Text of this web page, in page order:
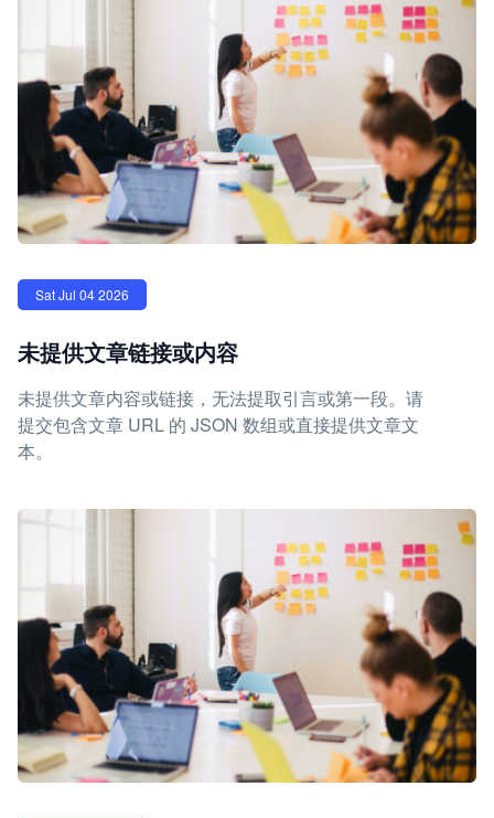
Sat Jul 04 2026
未提供文章链接或内容
未提供文章内容或链接，无法提取引言或第一段。请
提交包含文章 URL 的 JSON 数组或直接提供文章文
本。